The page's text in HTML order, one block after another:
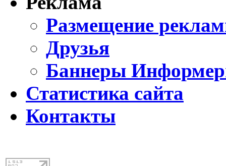
Размещение
Друзья
Баннеры
Статистика сайта
Контакты